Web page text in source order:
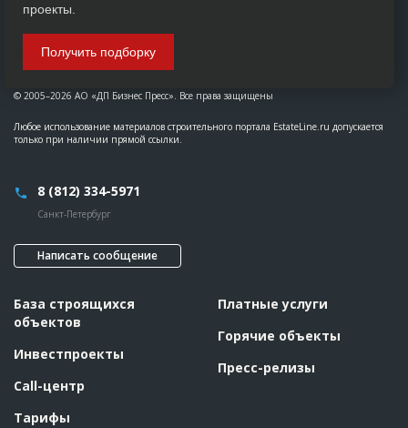
© 2005–2026 АО «ДП Бизнес Пресс». Все права защищены
Любое использование материалов строительного портала EstateLine.ru допускается
только при наличии прямой ссылки.
8 (812) 334-5971
Санкт-Петербург
Написать сообщение
База строящихся
объектов
Инвестпроекты
Call-центр
Тарифы
Платные услуги
Горячие объекты
Пресс-релизы
проекты.
Получить подборку